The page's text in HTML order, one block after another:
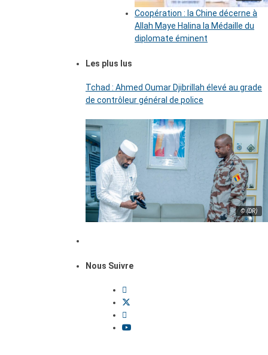
Coopération : la Chine décerne à
Allah Maye Halina la Médaille du
diplomate éminent
Les plus lus
Tchad : Ahmed Oumar Djibrillah élevé au grade
de contrôleur général de police
© (DR)
Nous Suivre